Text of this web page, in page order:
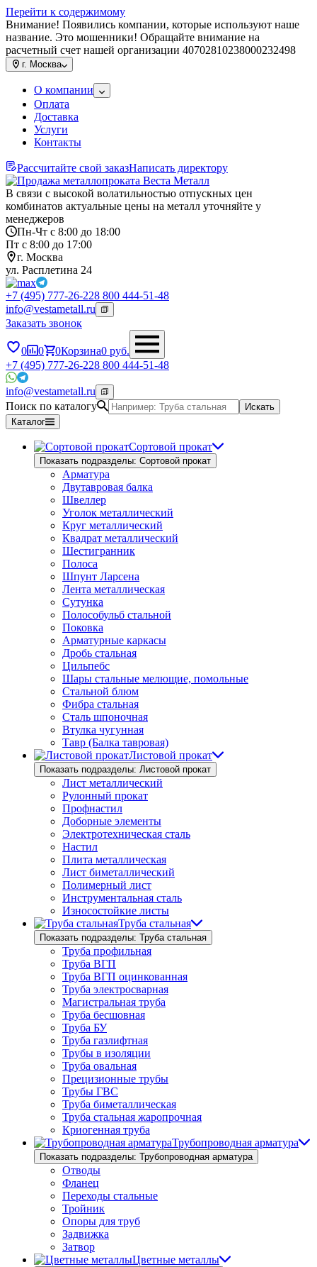
Перейти к содержимому
Внимание! Появились компании, которые используют наше
название. Это мошенники! Обращайте внимание на
расчетный счет нашей организации 40702810238000232498
г. Москва
О компании
Оплата
Доставка
Услуги
Контакты
Рассчитайте свой заказНаписать директору
В связи с высокой волатильностью отпускных цен
комбинатов актуальные цены на металл уточняйте у
менеджеров
Пн-Чт с 8:00 до 18:00
Пт с 8:00 до 17:00
г. Москва
ул. Расплетина 24
+7 (495) 777-26-228 800 444-51-48
info@vestametall.ru
Заказать звонок
0 0 0Корзина0 руб.
+7 (495) 777-26-228 800 444-51-48
info@vestametall.ru
Поиск по каталогу
Искать
Каталог
Сортовой прокат
Показать подразделы: Сортовой прокат
Арматура
Двутавровая балка
Швеллер
Уголок металлический
Круг металлический
Квадрат металлический
Шестигранник
Полоса
Шпунт Ларсена
Лента металлическая
Сутунка
Полособульб стальной
Поковка
Арматурные каркасы
Дробь стальная
Цильпебс
Шары стальные мелющие, помольные
Стальной блюм
Фибра стальная
Сталь шпоночная
Втулка чугунная
Тавр (Балка тавровая)
Листовой прокат
Показать подразделы: Листовой прокат
Лист металлический
Рулонный прокат
Профнастил
Доборные элементы
Электротехническая сталь
Настил
Плита металлическая
Лист биметаллический
Полимерный лист
Инструментальная сталь
Износостойкие листы
Труба стальная
Показать подразделы: Труба стальная
Труба профильная
Труба ВГП
Труба ВГП оцинкованная
Труба электросварная
Магистральная труба
Труба бесшовная
Труба БУ
Труба газлифтная
Трубы в изоляции
Труба овальная
Прецизионные трубы
Трубы ГВС
Труба биметаллическая
Труба стальная жаропрочная
Криогенная труба
Трубопроводная арматура
Показать подразделы: Трубопроводная арматура
Отводы
Фланец
Переходы стальные
Тройник
Опоры для труб
Задвижка
Затвор
Цветные металлы